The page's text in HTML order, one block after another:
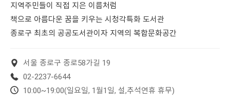
지역주민들이 직접 지은 이름처럼
책으로 아름다운 꿈을 키우는 시청각특화 도서관
종로구 최초의 공공도서관이자 지역의 복합문화공간
서울 종로구 종로58가길 19
02-2237-6644
10:00~19:00(일요일, 1월1일, 설,추석연휴 휴무)